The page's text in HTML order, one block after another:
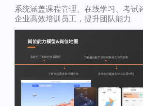
系统涵盖课程管理、在线学习、考试
企业高效培训员工，提升团队能力